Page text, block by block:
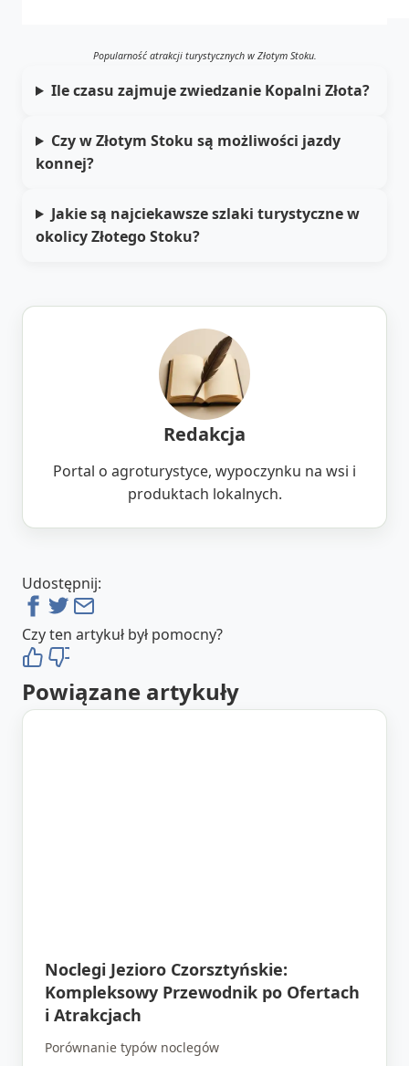
Popularność atrakcji turystycznych w Złotym Stoku.
Ile czasu zajmuje zwiedzanie Kopalni Złota?
Czy w Złotym Stoku są możliwości jazdy
konnej?
Jakie są najciekawsze szlaki turystyczne w
okolicy Złotego Stoku?
Redakcja
Portal o agroturystyce, wypoczynku na wsi i
produktach lokalnych.
Udostępnij:
Czy ten artykuł był pomocny?
Powiązane artykuły
Noclegi Jezioro Czorsztyńskie:
Kompleksowy Przewodnik po Ofertach
i Atrakcjach
Porównanie typów noclegów